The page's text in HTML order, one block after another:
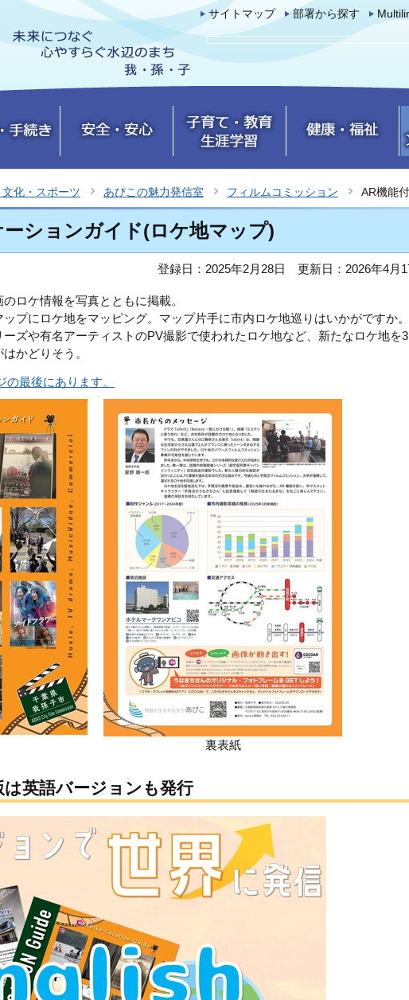
サイトマップ 部署から探す
化・スポーツ あびこの魅力発信室 フィルムコミッション AR機能
ションガイド(ロケ地マップ)
登録日：2025年2月28日 更新日：2026年4月
ロケ情報を写真とともに掲載。
プにロケ地をマッピング。マップ片手に市内ロケ地巡りはいかがですか。
ズや有名アーティストのPV撮影で使われたロケ地など、新たなロケ地を
かどりそう。
最後にあります。
裏表紙
英語バージョンも発行